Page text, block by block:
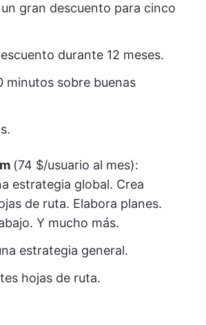
gran descuento para cinco
durante 12 meses.
minutos sobre buenas
(74 $/usuario al mes):
estrategia global. Crea
de ruta. Elabora planes.
Y mucho más.
estrategia general.
hojas de ruta.